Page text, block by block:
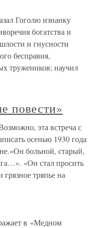
Гоголю изнанку
богатства и
и гнусности
бесправия,
тружеников; научил
повести»
эта встреча с
осенью 1930 года
больной, старый,
«Он стал просить
тряпье на
в «Медном